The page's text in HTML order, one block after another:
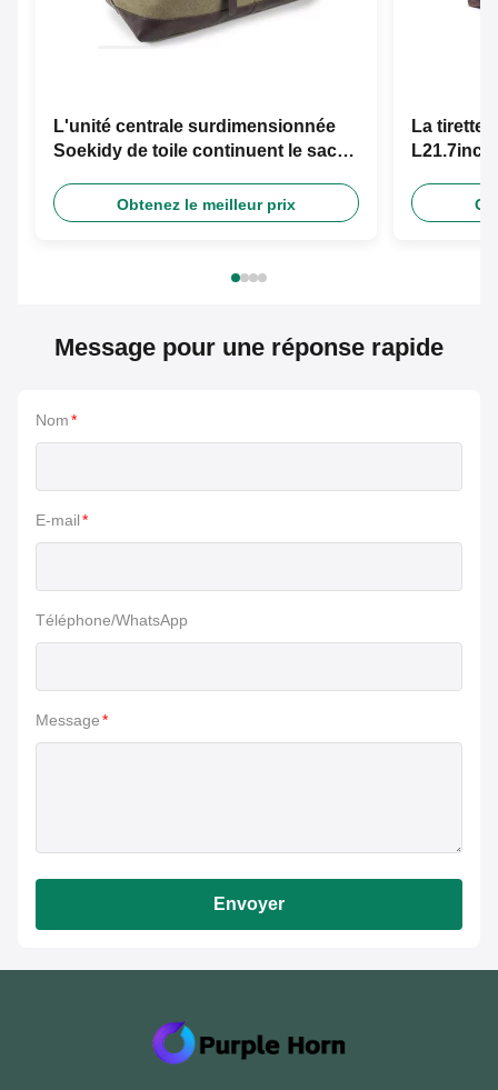
L'unité centrale surdimensionnée
Soekidy de toile continuent le sac
Obtenez le meilleur prix
La tirette
Message pour une réponse rapide
Nom*
E-mail*
Téléphone/WhatsApp
Message*
Envoyer